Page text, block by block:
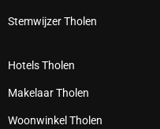
Stemwijzer Tholen
Hotels Tholen
Makelaar Tholen
Woonwinkel Tholen